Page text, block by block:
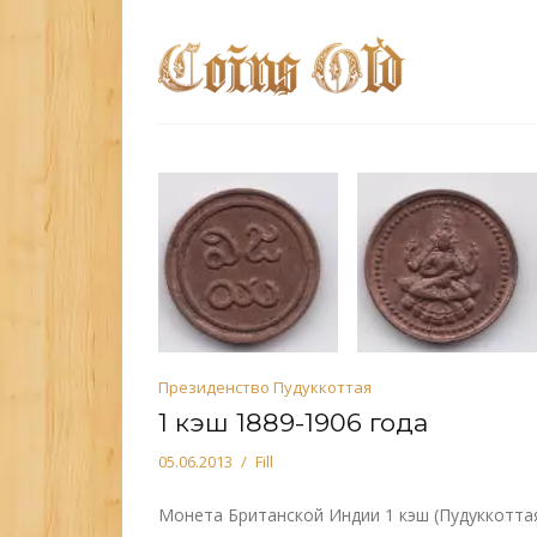
Президенство Пудуккоттая
1 кэш 1889-1906 года
05.06.2013 Fill
Монета Британской Индии 1 кэш